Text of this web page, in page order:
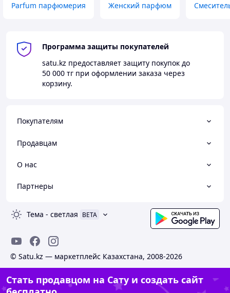
Parfum парфюмерия Женский парфюм
Программа защиты покупателей
satu.kz предоставляет защиту покупок до
50 000 тг при оформлении заказа через
корзину.
Покупателям
Продавцам
О нас
Партнеры
Тема - светлая BETA
© Satu.kz — маркетплейс Казахстана, 2008-2026
Стать продавцом на Сату и создать сайт